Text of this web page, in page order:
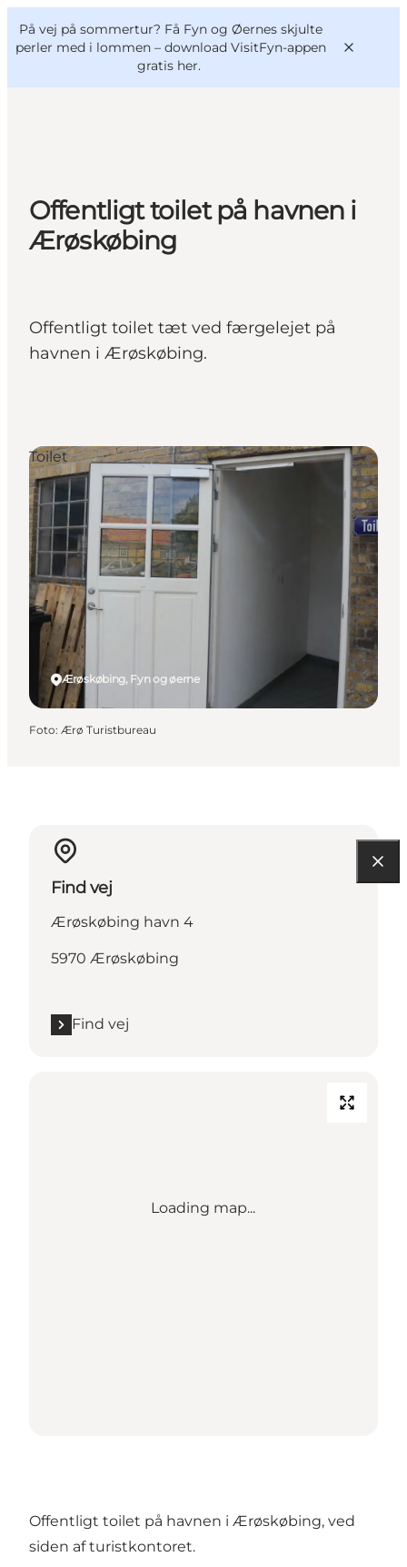
På vej på sommertur? Få Fyn og Øernes skjulte
perler med i lommen – download VisitFyn-appen
gratis her.
Oplevelser
Outdoor
Mad og drikke
VisitFyn
Deutsch
Offentligt toilet på havnen i
Ærøskøbing
Offentligt toilet tæt ved færgelejet på
havnen i Ærøskøbing.
Ærøskøbing, Fyn og øerne
Toilet
Foto: Ærø Turistbureau
Find vej
Ærøskøbing havn 4
5970 Ærøskøbing
Find vej
Loading map...
Offentligt toilet på havnen i Ærøskøbing, ved
siden af turistkontoret.